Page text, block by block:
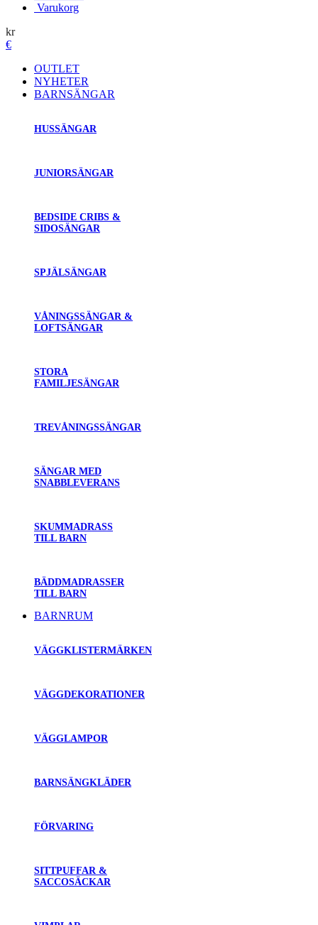
Varukorg
kr
€
OUTLET
NYHETER
BARNSÄNGAR
HUSSÄNGAR
JUNIORSÄNGAR
BEDSIDE CRIBS &
SIDOSÄNGAR
SPJÄLSÄNGAR
VÅNINGSSÄNGAR &
LOFTSÄNGAR
STORA
FAMILJESÄNGAR
TREVÅNINGSSÄNGAR
SÄNGAR MED
SNABBLEVERANS
SKUMMADRASS
TILL BARN
BÄDDMADRASSER
TILL BARN
BARNRUM
VÄGGKLISTERMÄRKEN
VÄGGDEKORATIONER
VÄGGLAMPOR
BARNSÄNGKLÄDER
FÖRVARING
SITTPUFFAR &
SACCOSÄCKAR